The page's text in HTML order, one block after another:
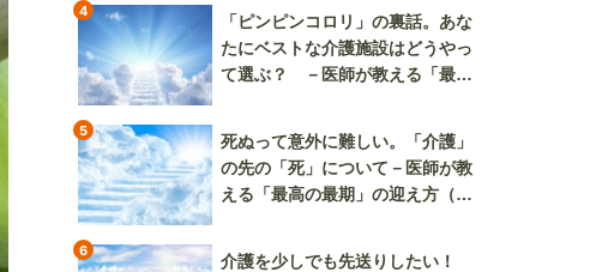
4
「ピンピンコロリ」の裏話。あな
たにベストな介護施設はどうやっ
て選ぶ？ －医師が教える「最高
5
死ぬって意外に難しい。「介護」
の先の「死」について－医師が教
える「最高の最期」の迎え方（そ
6
介護を少しでも先送りしたい！